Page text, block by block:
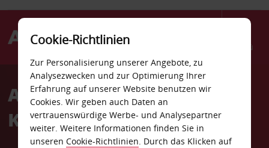
Menü
AvisAutovermietung Sydney
Kings Cross
Cookie-Richtlinien
Zur Personalisierung unserer Angebote, zu
Analysezwecken und zur Optimierung Ihrer
Erfahrung auf unserer Website benutzen wir
Cookies. Wir geben auch Daten an
vertrauenswürdige Werbe- und Analysepartner
weiter. Weitere Informationen finden Sie in
unseren Cookie-Richtlinien. Durch das Klicken auf